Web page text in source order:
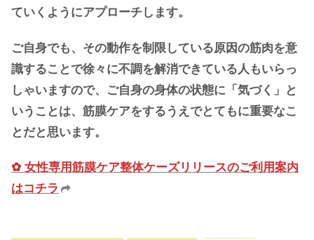
ていくようにアプローチします。
ご自身でも、その動作を制限している原因の筋肉を意
識すること で徐々に不調を解消できている人もいらっ
しゃいますので、ご自身の身体の状態に「気づく」と
いうことは、筋膜ケアをするうえでとてもに重要なこ
とだと思います。
✿ 女性専用筋膜ケア整体ケーズリリースのご利用案内
はコチラ